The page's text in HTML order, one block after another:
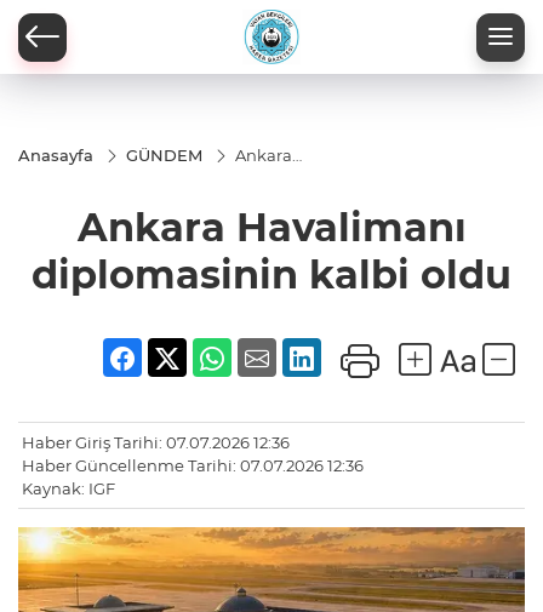
Anasayfa GÜNDEM
Ankara
kalbi oldu
Ankara Havalimanı
diplomasinin kalbi oldu
Haber Giriş Tarihi: 07.07.2026 12:36
Haber Güncellenme Tarihi: 07.07.2026 12:36
Kaynak: IGF